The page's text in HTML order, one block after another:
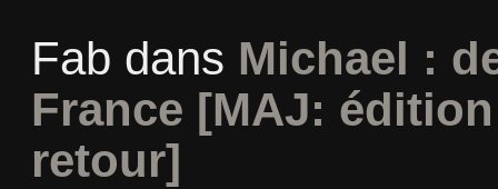
Fab dans Michael :
France [MAJ:
retour]